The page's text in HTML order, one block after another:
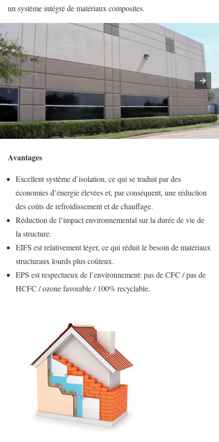
un système intégré de matériaux composites.
Avantages
Excellent système d’isolation, ce qui se traduit par des
économies d’énergie élevées et, par conséquent, une réduction
des coûts de refroidissement et de chauffage.
Réduction de l’impact environnemental sur la durée de vie de
la structure.
EIFS est relativement léger, ce qui réduit le besoin de matériaux
structuraux lourds plus coûteux.
EPS est respectueux de l’environnement: pas de CFC / pas de
HCFC / ozone favorable / 100% recyclable.